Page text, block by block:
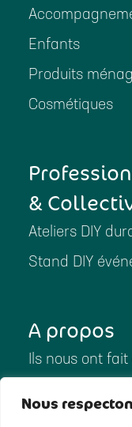
Nous
Enfants
Produits
Cosmétiques
&
Ateliers DIY
Stand DIY
A propos
Ils nous ont